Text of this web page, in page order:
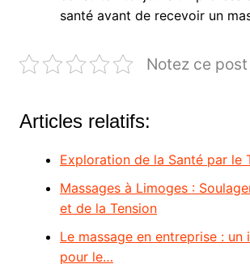
santé avant de recevoir un
Notez ce post
Articles relatifs:
Exploration de la Santé par le
Massages à Limoges :
et de la Tension
Le massage en entreprise : un
pour le…